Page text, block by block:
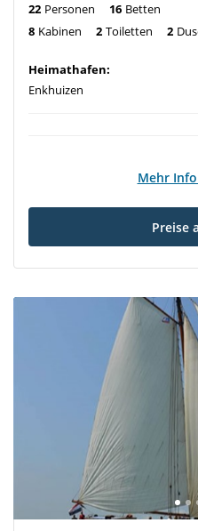
22 Personen 16 Betten
8 Kabinen 2 Toiletten 2
Heimathafen:
Enkhuizen
Mehr
Preise